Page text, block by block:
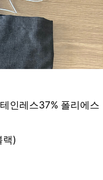
인레스37% 폴리에스
랙)